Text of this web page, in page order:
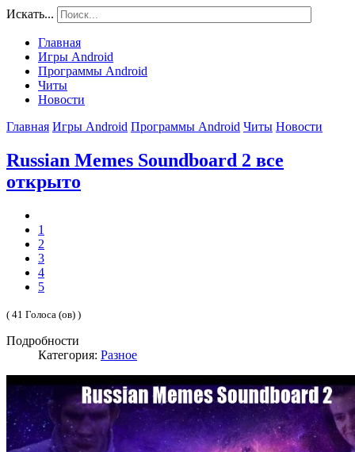
Искать...
Главная
Игры Android
Программы Android
Читы
Новости
Главная Игры Android Программы Android Читы Новости
Russian Memes Soundboard 2 все
открыто
1
2
3
4
5
( 41 Голоса (ов) )
Подробности
Категория: Разное